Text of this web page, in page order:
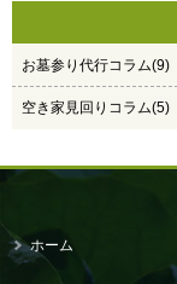
お墓参り代行コラム(9)
空き家見回りコラム(5)
ホーム